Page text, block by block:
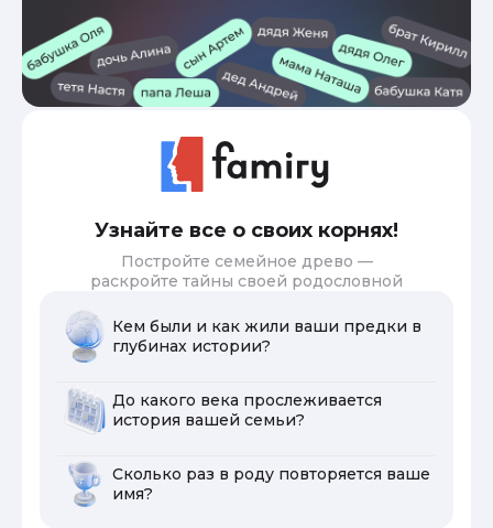
Узнайте все о своих корнях!
Постройте семейное древо —
раскройте тайны своей родословной
Кем были и как жили ваши предки в
глубинах истории?
До какого века прослеживается
история вашей семьи?
Сколько раз в роду повторяется ваше
имя?